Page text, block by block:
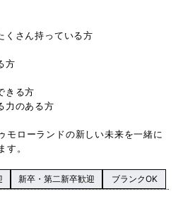
くさん持っている方
方
きる方
力のある方
モローランドの新しい未来を一緒に
す。
新卒・第二新卒歓迎 ブランクOK